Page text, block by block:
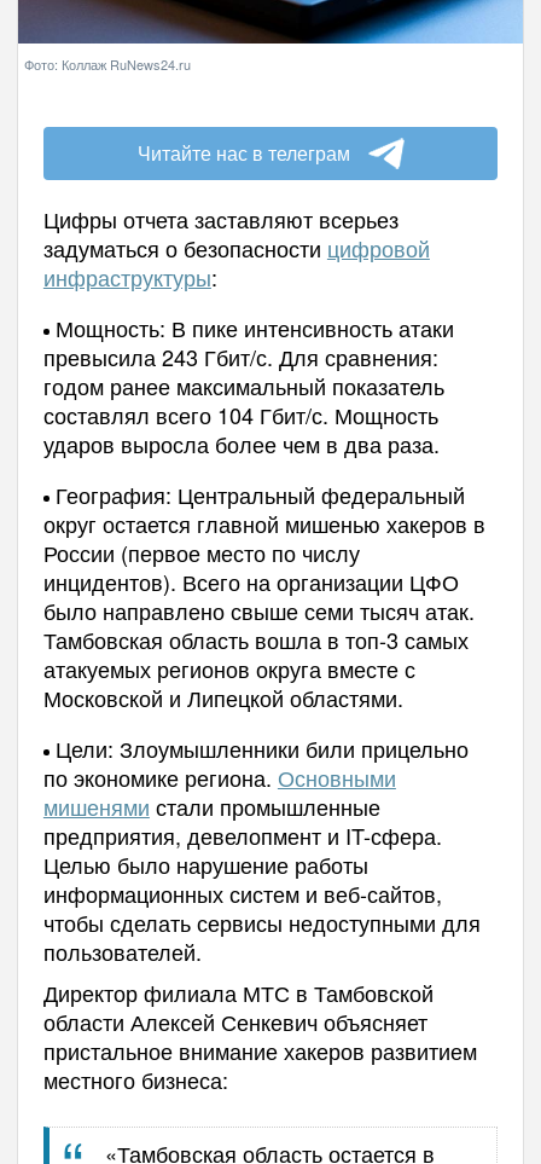
Фото: Коллаж RuNews24.ru
Читайте нас в телеграм
Цифры отчета заставляют всерьез
задуматься о безопасности цифровой
инфраструктуры:
Мощность: В пике интенсивность атаки
превысила 243 Гбит/с. Для сравнения:
годом ранее максимальный показатель
составлял всего 104 Гбит/с. Мощность
ударов выросла более чем в два раза.
География: Центральный федеральный
округ остается главной мишенью хакеров в
России (первое место по числу
инцидентов). Всего на организации ЦФО
было направлено свыше семи тысяч атак.
Тамбовская область вошла в топ-3 самых
атакуемых регионов округа вместе с
Московской и Липецкой областями.
Цели: Злоумышленники били прицельно
по экономике региона. Основными
мишенями стали промышленные
предприятия, девелопмент и IT-сфера.
Целью было нарушение работы
информационных систем и веб-сайтов,
чтобы сделать сервисы недоступными для
пользователей.
Директор филиала МТС в Тамбовской
области Алексей Сенкевич объясняет
пристальное внимание хакеров развитием
местного бизнеса:
«Тамбовская область остается в